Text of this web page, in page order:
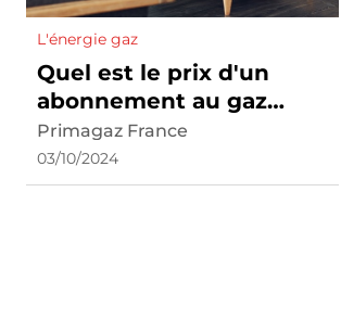
L'énergie gaz
Quel est le prix d'un
abonnement au gaz
propane ?
Primagaz France
03/10/2024